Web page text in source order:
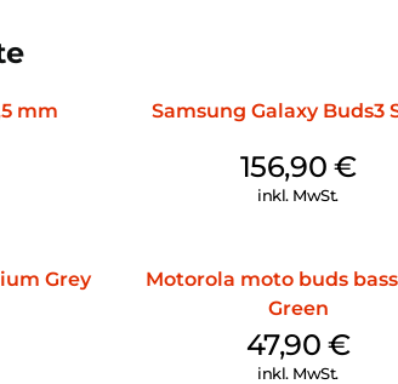
mm
Samsung Galaxy Buds3
156,90 €
inkl. MwSt.
Grey
Motorola moto buds
Green
47,90 €
inkl. MwSt.